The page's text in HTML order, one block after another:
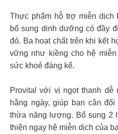
Thực phẩm hỗ trợ miễn dịch
bổ sung dinh dưỡng có đầy
đó. Ba hoạt chất trên khi kết
vững như kiềng cho hệ
sức khoẻ đáng kể.
Provital với vị ngọt thanh
hằng ngày, giúp bạn cân
thừa năng lượng. Bổ sung 2
thiện ngay hệ miễn dịch của